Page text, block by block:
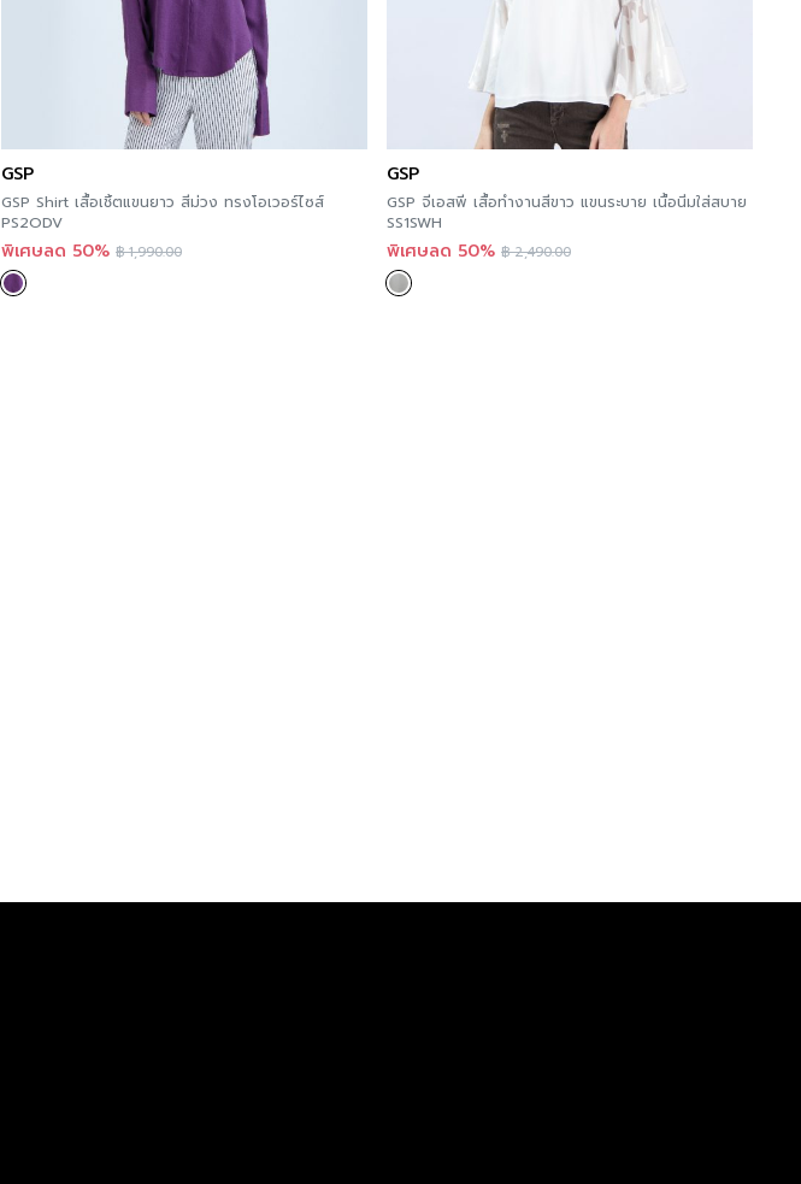
GSP
GSP Shirt เสื้อเชิ้ตแขนยาว สีม่วง ทรงโอเวอร์ไซส์
PS2ODV
พิเศษลด 50% ฿1,990.00
GSP
GSP จีเอสพี เสื้อทำงานสีขาว แขนระบาย เนื้อนิ่มใส่สบาย
SS1SWH
พิเศษลด 50% ฿2,490.00